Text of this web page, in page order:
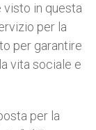
visto in questa
per la
per garantire
vita sociale e
per la